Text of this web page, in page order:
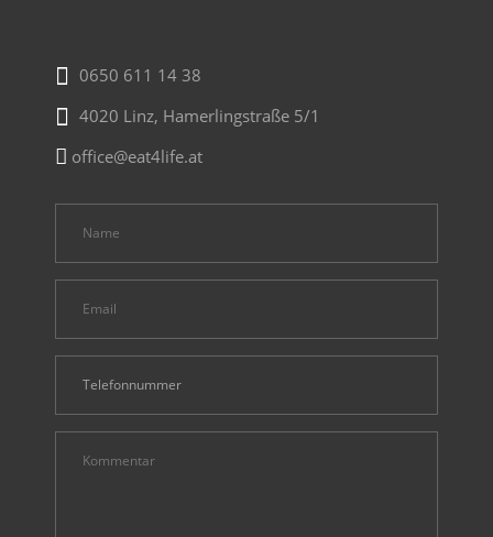
0650 611 14 38
4020 Linz, Hamerlingstraße 5/1
office@eat4life.at